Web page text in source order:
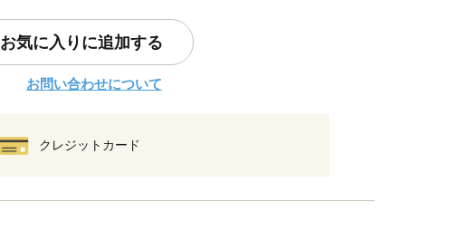
お気に入りに追加する
お問い合わせについて
クレジットカード